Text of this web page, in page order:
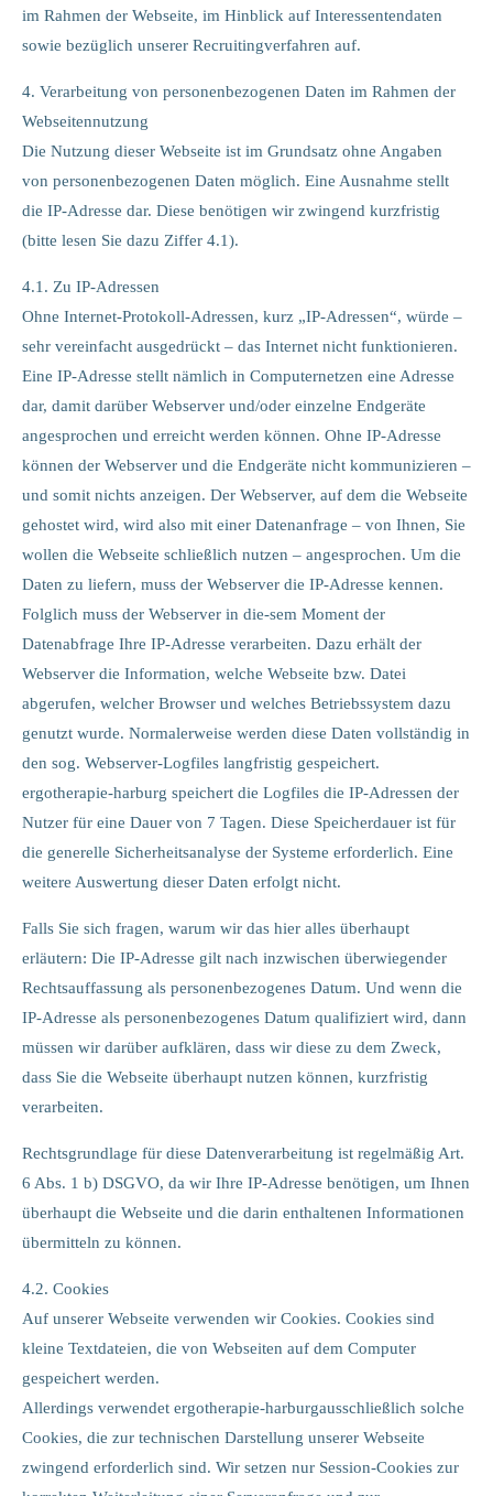
im Rahmen der Webseite, im Hinblick auf Interessentendaten
sowie bezüglich unserer Recruitingverfahren auf.
4. Verarbeitung von personenbezogenen Daten im Rahmen der
Webseitennutzung
Die Nutzung dieser Webseite ist im Grundsatz ohne Angaben
von personenbezogenen Daten möglich. Eine Ausnahme stellt
die IP-Adresse dar. Diese benötigen wir zwingend kurzfristig
(bitte lesen Sie dazu Ziffer 4.1).
4.1. Zu IP-Adressen
Ohne Internet-Protokoll-Adressen, kurz „IP-Adressen“, würde –
sehr vereinfacht ausgedrückt – das Internet nicht funktionieren.
Eine IP-Adresse stellt nämlich in Computernetzen eine Adresse
dar, damit darüber Webserver und/oder einzelne Endgeräte
angesprochen und erreicht werden können. Ohne IP-Adresse
können der Webserver und die Endgeräte nicht kommunizieren –
und somit nichts anzeigen. Der Webserver, auf dem die Webseite
gehostet wird, wird also mit einer Datenanfrage – von Ihnen, Sie
wollen die Webseite schließlich nutzen – angesprochen. Um die
Daten zu liefern, muss der Webserver die IP-Adresse kennen.
Folglich muss der Webserver in die-sem Moment der
Datenabfrage Ihre IP-Adresse verarbeiten. Dazu erhält der
Webserver die Information, welche Webseite bzw. Datei
abgerufen, welcher Browser und welches Betriebssystem dazu
genutzt wurde. Normalerweise werden diese Daten vollständig in
den sog. Webserver-Logfiles langfristig gespeichert.
ergotherapie-harburg speichert die Logfiles die IP-Adressen der
Nutzer für eine Dauer von 7 Tagen. Diese Speicherdauer ist für
die generelle Sicherheitsanalyse der Systeme erforderlich. Eine
weitere Auswertung dieser Daten erfolgt nicht.
Falls Sie sich fragen, warum wir das hier alles überhaupt
erläutern: Die IP-Adresse gilt nach inzwischen überwiegender
Rechtsauffassung als personenbezogenes Datum. Und wenn die
IP-Adresse als personenbezogenes Datum qualifiziert wird, dann
müssen wir darüber aufklären, dass wir diese zu dem Zweck,
dass Sie die Webseite überhaupt nutzen können, kurzfristig
verarbeiten.
Rechtsgrundlage für diese Datenverarbeitung ist regelmäßig Art.
6 Abs. 1 b) DSGVO, da wir Ihre IP-Adresse benötigen, um Ihnen
überhaupt die Webseite und die darin enthaltenen Informationen
übermitteln zu können.
4.2. Cookies
Auf unserer Webseite verwenden wir Cookies. Cookies sind
kleine Textdateien, die von Webseiten auf dem Computer
gespeichert werden.
Allerdings verwendet ergotherapie-harburgausschließlich solche
Cookies, die zur technischen Darstellung unserer Webseite
zwingend erforderlich sind. Wir setzen nur Session-Cookies zur